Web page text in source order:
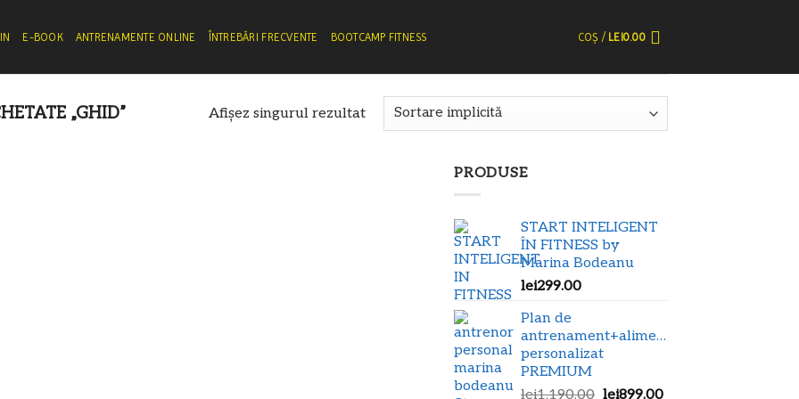
E-BOOK ANTRENAMENTE ONLINE ÎNTREBĂRI FRECVENTE BOOTCAMP FITNESS COȘ / LEI0.00
„GHID” Afișez singurul rezultat
PRODUSE
START INTELIGENT
ÎN FITNESS by
Marina Bodeanu
lei299.00
Plan de
antrenament+alimentar
personalizat
PREMIUM
lei1,190.00 Prețul
lei899.00Prețul